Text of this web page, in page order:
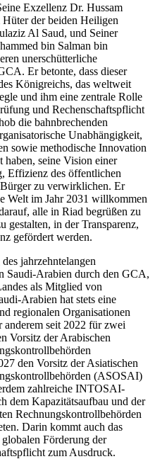
Exzellenz Dr. Hussam
der beiden Heiligen
Al Saud, und Seiner
bin Salman bin
unerschütterliche
Er betonte, dass dieser
Königreichs, das weltweit
und ihm eine zentrale Rolle
und Rechenschaftspflicht
die bahnbrechenden
Unabhängigkeit,
sowie methodische Innovation
seine Vision einer
Effizienz des öffentlichen
zu verwirklichen. Er
Welt im Jahr 2031 willkommen
alle in Riad begrüßen zu
gestalten, in der Transparenz,
gefördert werden.
jahrzehntelangen
Saudi-Arabien durch den GCA,
als Mitglied von
Arabien hat stets eine
regionalen Organisationen
anderem seit 2022 für zwei
Vorsitz der Arabischen
den Vorsitz der Asiatischen
(ASOSAI)
zahlreiche INTOSAI-
dem Kapazitätsaufbau und der
Rechnungskontrollbehörden
Darin kommt auch das
Förderung der
zum Ausdruck.